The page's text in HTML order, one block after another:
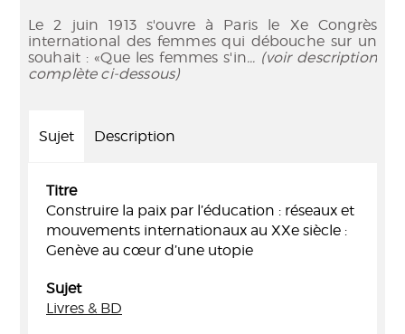
Le 2 juin 1913 s'ouvre à Paris le Xe Congrès
international des femmes qui débouche sur un
souhait : «Que les femmes s'in... (voir description
complète ci-dessous)
Sujet Description
Titre
Construire la paix par l’éducation : réseaux et
mouvements internationaux au XXe siècle :
Genève au cœur d’une utopie
Sujet
Livres & BD